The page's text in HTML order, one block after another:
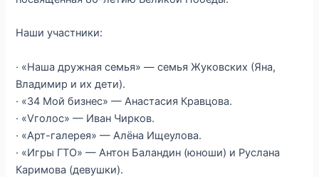
Наши участники:
· «Наша дружная семья» — семья Жуковских (Яна,
Владимир и их дети).
· «34 Мой бизнес» — Анастасия Кравцова.
· «Vголос» — Иван Чирков.
· «Арт-галерея» — Алёна Ищеулова.
· «Игры ГТО» — Антон Баландин (юноши) и Руслана
Каримова (девушки).